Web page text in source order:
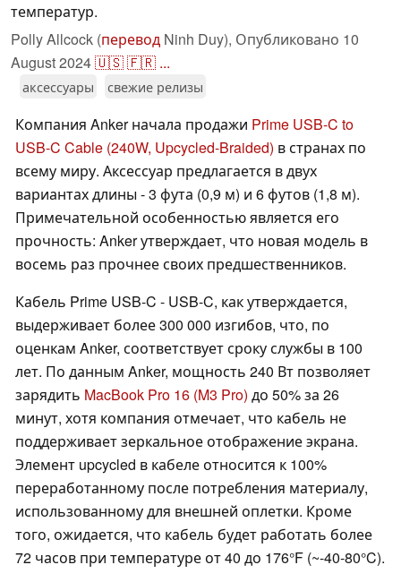
температур.
Polly Allcock (перевод Ninh Duy), Опубликовано 10
August 2024🇺🇸🇫🇷 ...
аксессуары свежие релизы
Компания Anker начала продажи Prime USB-C to
USB-C Cable (240W, Upcycled-Braided) в странах по
всему миру. Аксессуар предлагается в двух
вариантах длины - 3 фута (0,9 м) и 6 футов (1,8 м).
Примечательной особенностью является его
прочность: Anker утверждает, что новая модель в
восемь раз прочнее своих предшественников.
Кабель Prime USB-C - USB-C, как утверждается,
выдерживает более 300 000 изгибов, что, по
оценкам Anker, соответствует сроку службы в 100
лет. По данным Anker, мощность 240 Вт позволяет
зарядить MacBook Pro 16 (M3 Pro) до 50% за 26
минут, хотя компания отмечает, что кабель не
поддерживает зеркальное отображение экрана.
Элемент upcycled в кабеле относится к 100%
переработанному после потребления материалу,
использованному для внешней оплетки. Кроме
того, ожидается, что кабель будет работать более
72 часов при температуре от 40 до 176°F (~-40-80°C).